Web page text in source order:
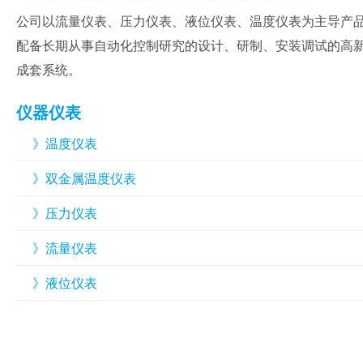
公司以流量仪表、压力仪表、液位仪表、温度仪表为主导
配备长期从事自动化控制研究的设计、研制、安装调试的
成套系统。
仪器仪表
》温度仪表
》双金属温度仪表
》压力仪表
》流量仪表
》液位仪表